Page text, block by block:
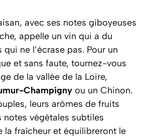
avec ses notes giboyeuses
appelle un vin qui a du
ne l’écrase pas. Pour un
et sans faute, tournez-vous
de la vallée de la Loire,
Champigny ou un Chinon.
leurs arômes de fruits
notes végétales subtiles
la fraîcheur et équilibreront le